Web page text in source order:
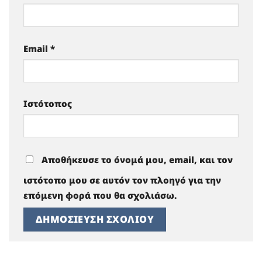
Email *
Ιστότοπος
Αποθήκευσε το όνομά μου, email, και τον
ιστότοπο μου σε αυτόν τον πλοηγό για την
επόμενη φορά που θα σχολιάσω.